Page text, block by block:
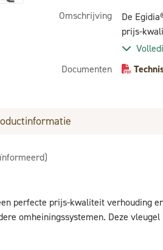
Omschrijving
De
prijs-
invulling
Documenten
perfecte prijs-kwaliteit verhouding
omheiningssystemen. Deze